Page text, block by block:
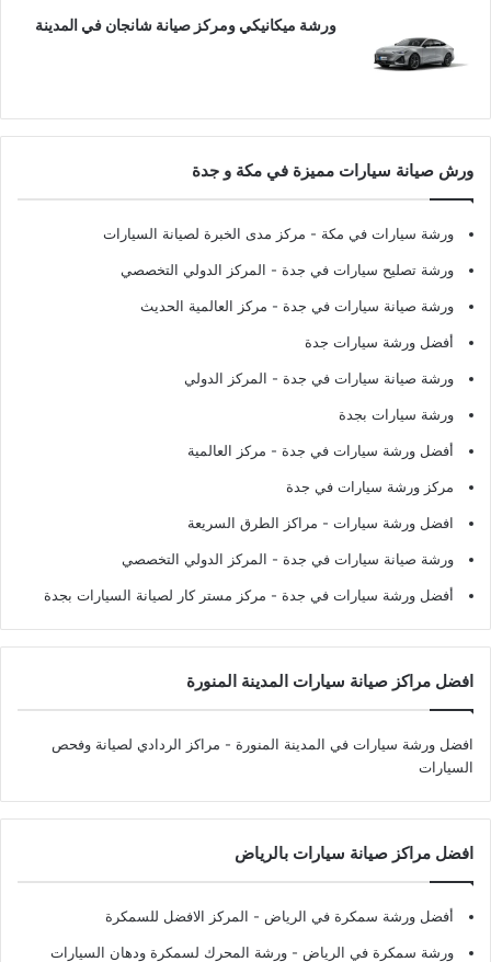
ورشة ميكانيكي ومركز صيانة شانجان في المدينة
ورش صيانة سيارات مميزة في مكة و جدة
ورشة سيارات في مكة - مركز مدى الخبرة لصيانة السيارات
ورشة تصليح سيارات في جدة - المركز الدولي التخصصي
ورشة صيانة سيارات في جدة - مركز العالمية الحديث
أفضل ورشة سيارات جدة
ورشة صيانة سيارات في جدة - المركز الدولي
ورشة سيارات بجدة
أفضل ورشة سيارات في جدة - مركز العالمية
مركز ورشة سيارات في جدة
افضل ورشة سيارات - مراكز الطرق السريعة
ورشة صيانة سيارات في جدة - المركز الدولي التخصصي
أفضل ورشة سيارات في جدة - مركز مستر كار لصيانة السيارات بجدة
افضل مراكز صيانة سيارات المدينة المنورة
افضل ورشة سيارات في المدينة المنورة - مراكز الردادي لصيانة وفحص
السيارات
افضل مراكز صيانة سيارات بالرياض
أفضل ورشة سمكرة في الرياض - المركز الافضل للسمكرة
ورشة سمكرة في الرياض - ورشة المحرك لسمكرة ودهان السيارات